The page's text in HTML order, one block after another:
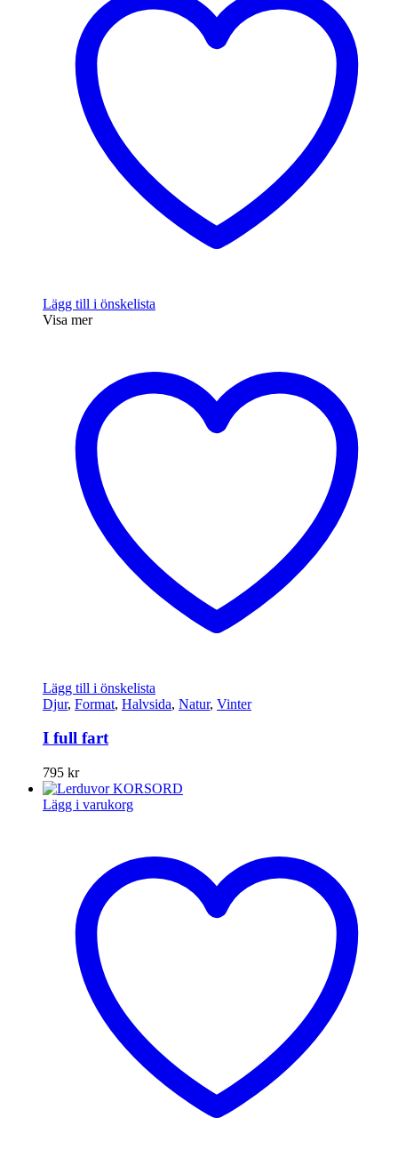
Lägg till i önskelista
Visa mer
Lägg till i önskelista
Djur, Format, Halvsida, Natur, Vinter
I full fart
795 kr
Lägg i varukorg